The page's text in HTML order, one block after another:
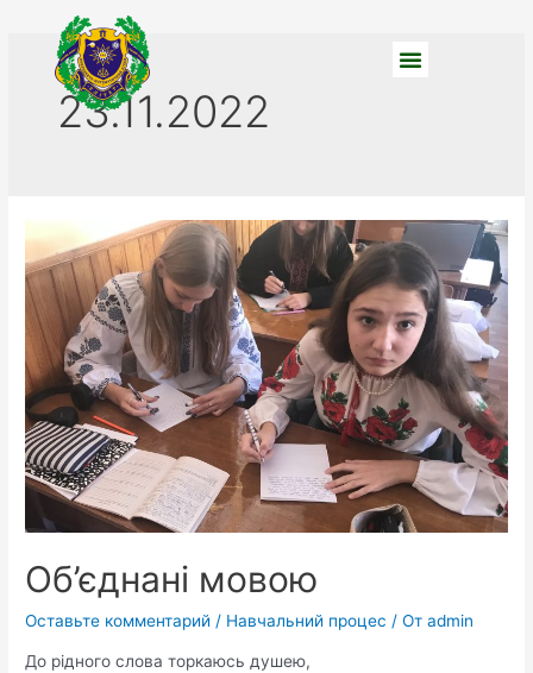
23.11.2022
Об’єднані мовою
Оставьте комментарий / Навчальний процес / От admin
До рідного слова торкаюсь душею,